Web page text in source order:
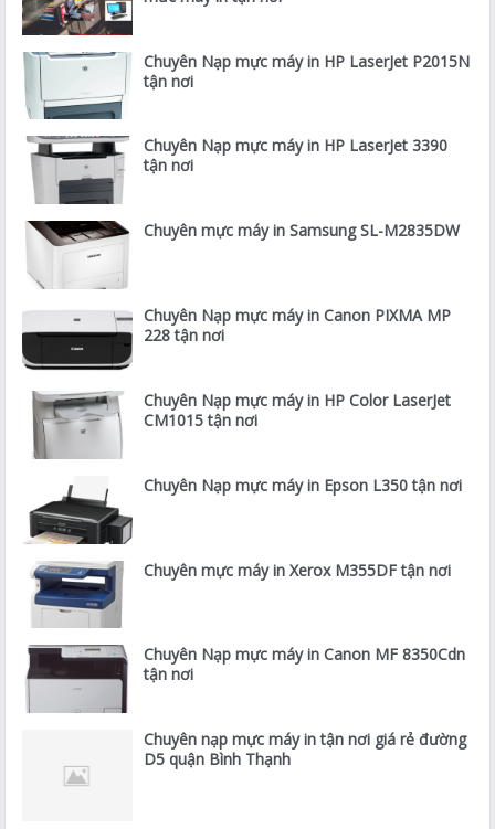
Chuyên Nạp mực máy in HP LaserJet P2015N
tận nơi
Chuyên Nạp mực máy in HP LaserJet 3390
tận nơi
Chuyên mực máy in Samsung SL-M2835DW
Chuyên Nạp mực máy in Canon PIXMA MP
228 tận nơi
Chuyên Nạp mực máy in HP Color LaserJet
CM1015 tận nơi
Chuyên Nạp mực máy in Epson L350 tận nơi
Chuyên mực máy in Xerox M355DF tận nơi
Chuyên Nạp mực máy in Canon MF 8350Cdn
tận nơi
Chuyên nạp mực máy in tận nơi giá rẻ đường
D5 quận Bình Thạnh